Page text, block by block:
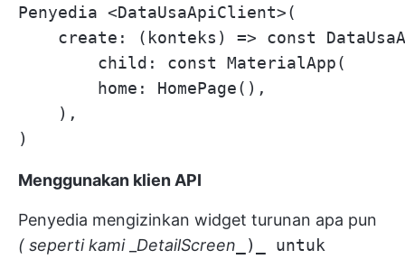
Penyedia <DataUsaApiClient>(
create: (konteks) => const
        child: const MaterialApp(
        home: HomePage(),
    ),
Menggunakan klien API
Penyedia mengizinkan widget turunan apa pun
( seperti kami_ DetailScreen _)_ untuk